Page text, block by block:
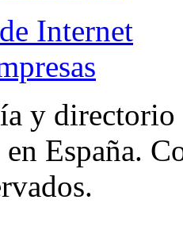
Internet
y directorio
en España.